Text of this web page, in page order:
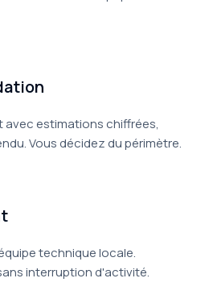
estimations chiffrées,
Vous décidez du périmètre.
technique locale.
interruption d'activité.